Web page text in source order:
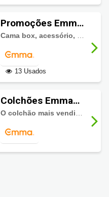
Promoções Emma
Colchões até 60%
13 Usados
Colchões Emma
até 60% de